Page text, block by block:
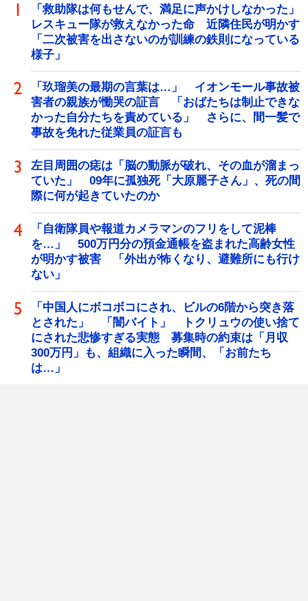
「救助隊は何もせんで、満足に声かけしなかった」
レスキュー隊が救えなかった命 近隣住民が明かす
「二次被害を出さないのが訓練の鉄則になっている
様子」
「玖瑠美の最期の言葉は…」 イオンモール事故被
害者の親族が慟哭の証言 「おばたちは制止できな
かった自分たちを責めている」 さらに、間一髪で
事故を免れた従業員の証言も
左目周囲の痣は「脳の動脈が破れ、その血が溜まっ
ていた」 09年に孤独死「大原麗子さん」、死の間
際に何が起きていたのか
「自衛隊員や報道カメラマンのフリをして泥棒
を…」 500万円分の預金通帳を盗まれた高齢女性
が明かす被害 「外出が怖くなり、避難所にも行け
ない」
「中国人にボコボコにされ、ビルの6階から突き落
とされた」 「闇バイト」 トクリュウの使い捨て
にされた悲惨すぎる実態 募集時の約束は「月収
300万円」も、組織に入った瞬間、「お前たち
は…」